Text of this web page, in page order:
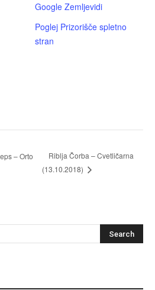
Google Zemljevidi
Poglej Prizorišče spletno
stran
– Orto
Riblja Čorba – Cvetličarna
(13.10.2018)